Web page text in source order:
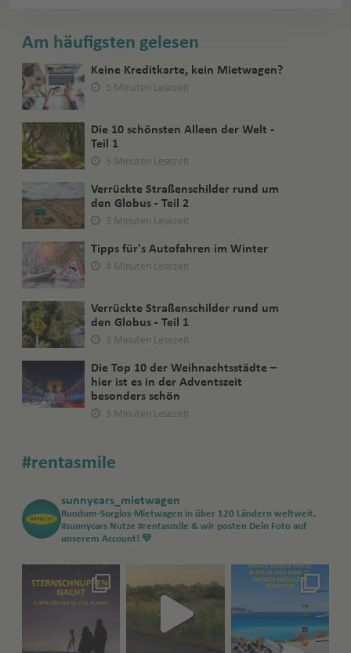
Am häufigsten gelesen
Keine Kreditkarte, kein Mietwagen?
5 Minuten Lesezeit
Die 10 schönsten Alleen der Welt -
Teil 1
5 Minuten Lesezeit
Verrückte Straßenschilder rund um
den Globus - Teil 2
3 Minuten Lesezeit
Tipps für's Autofahren im Winter
4 Minuten Lesezeit
Verrückte Straßenschilder rund um
den Globus - Teil 1
3 Minuten Lesezeit
Die Top 10 der Weihnachtsstädte –
hier ist es in der Adventszeit
besonders schön
3 Minuten Lesezeit
#rentasmile
sunnycars_mietwagen
Rundum-Sorglos-Mietwagen in über 120 Ländern weltweit.
#sunnycars Nutze #rentasmile & wir posten Dein Foto auf
unserem Account! 💛